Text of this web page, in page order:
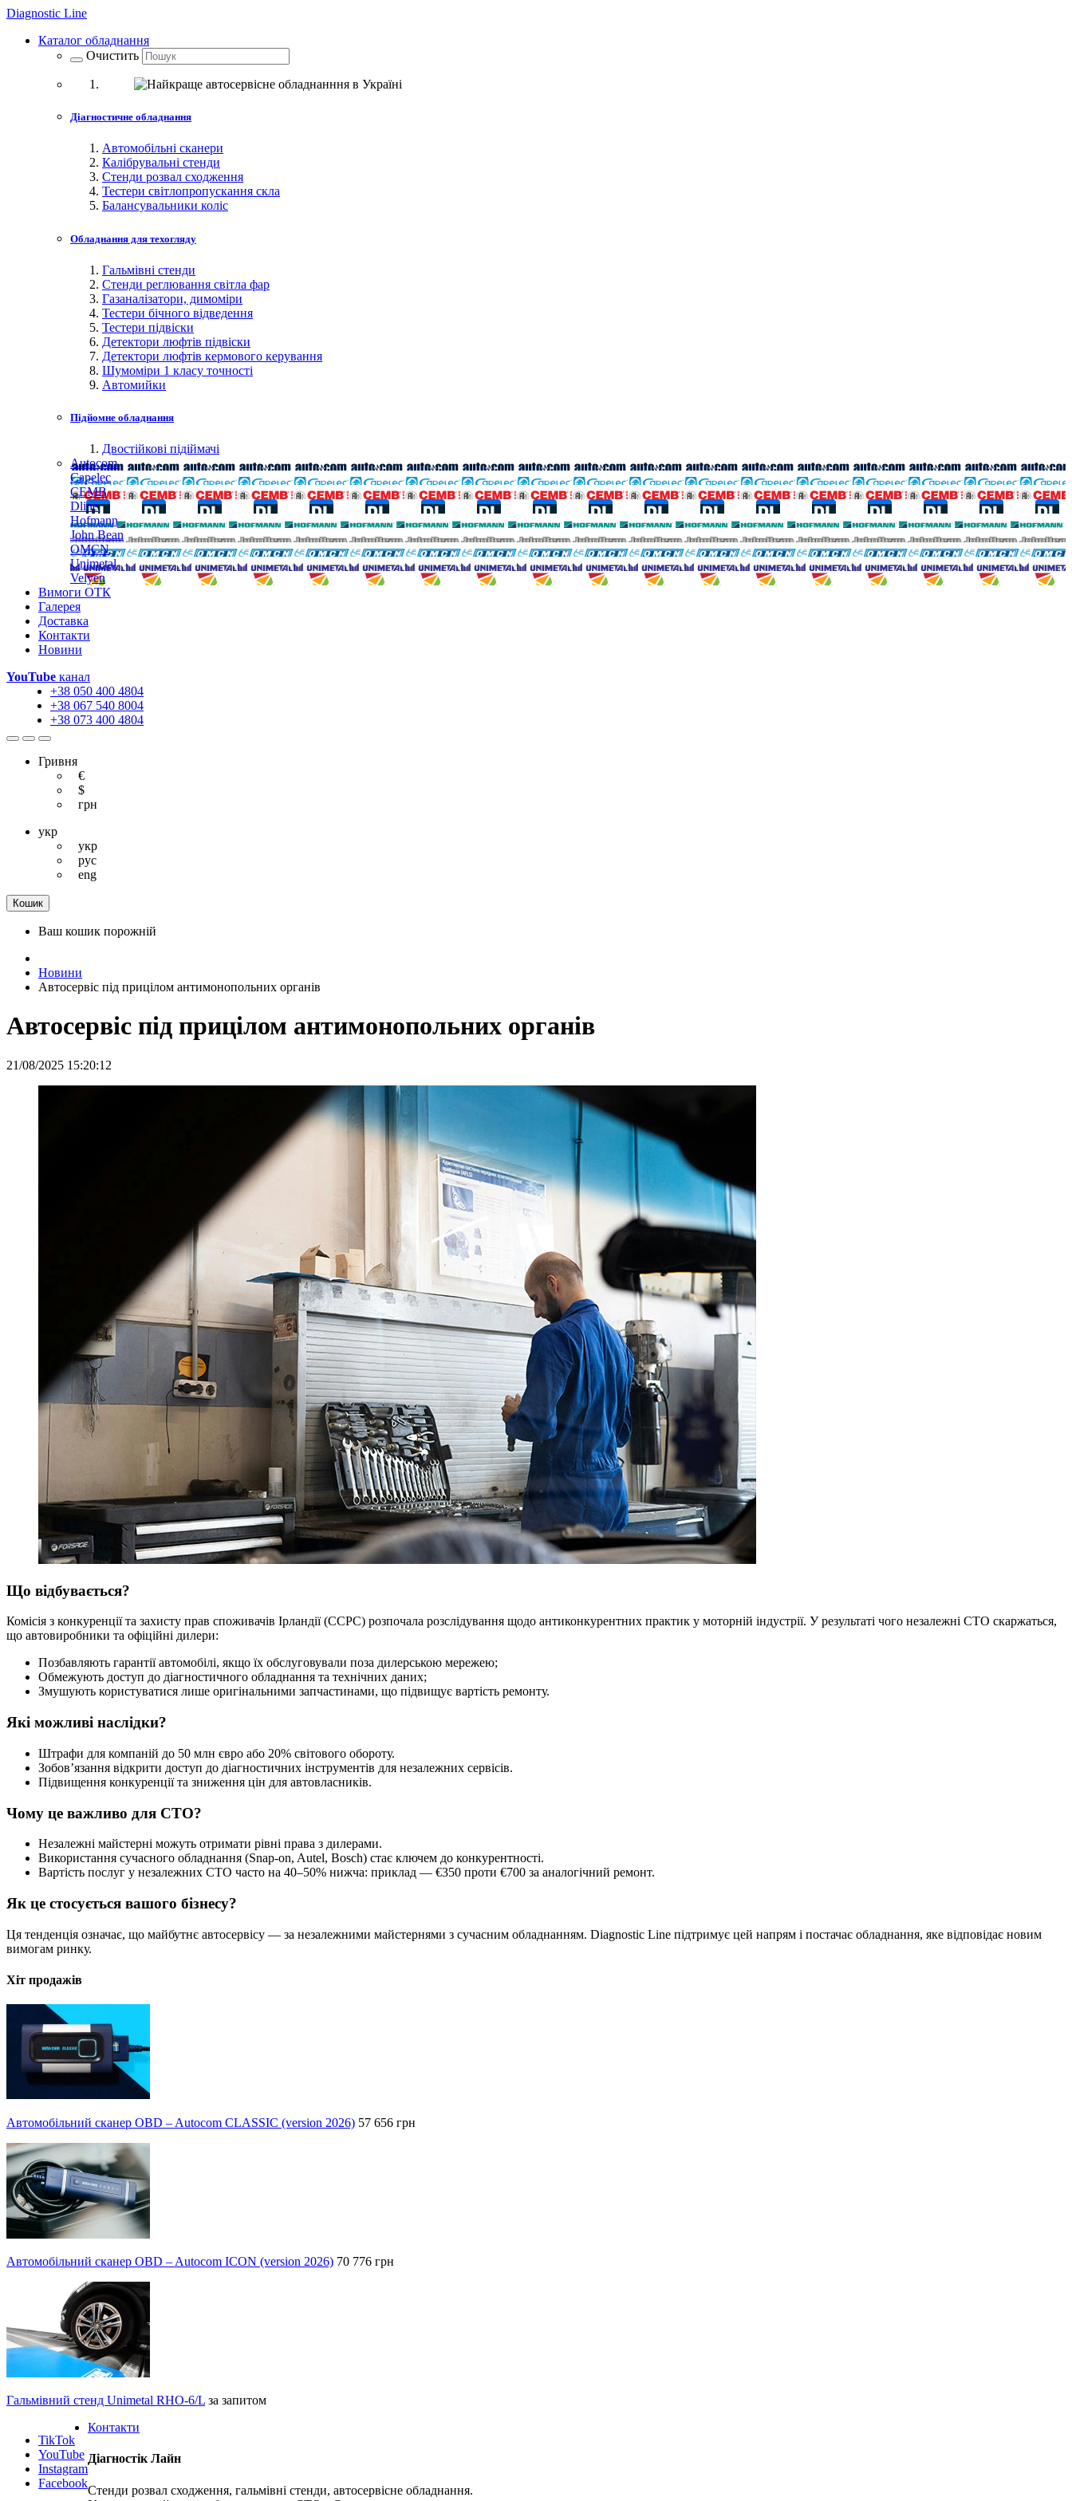
Diagnostic Line
Каталог обладнання
Очистить
Діагностичне обладнання
Автомобільні сканери
Калібрувальні стенди
Стенди розвал сходження
Тестери світлопропускання скла
Балансувальники коліс
Обладнання для техогляду
Гальмівні стенди
Стенди реглювання світла фар
Газаналізатори, димоміри
Тестери бічного відведення
Тестери підвіски
Детектори люфтів підвіски
Детектори люфтів кермового керування
Шумоміри 1 класу точності
Автомийки
Підйомне обладнання
Двостійкові підіймачі
Autocom
Capelec
CEMB
Dline
Hofmann
John Bean
OMCN
Unimetal
Velyen
Вимоги ОТК
Галерея
Доставка
Контакти
Новини
YouTube канал
+38 050 400 4804
+38 067 540 8004
+38 073 400 4804
Гривня
€
$
грн
укр
укр
рус
eng
Кошик
Ваш кошик порожній
Новини
Автосервіс під прицілом антимонопольних органів
Автосервіс під прицілом антимонопольних органів
21/08/2025 15:20:12
Що відбувається?
Комісія з конкуренції та захисту прав споживачів Ірландії (CCPC) розпочала розслідування щодо антиконкурентних практик у моторній індустрії. У результаті чого незалежні СТО скаржаться,
що автовиробники та офіційні дилери:
Позбавляють гарантії автомобілі, якщо їх обслуговували поза дилерською мережею;
Обмежують доступ до діагностичного обладнання та технічних даних;
Змушують користуватися лише оригінальними запчастинами, що підвищує вартість ремонту.
Які можливі наслідки?
Штрафи для компаній до 50 млн євро або 20% світового обороту.
Зобов’язання відкрити доступ до діагностичних інструментів для незалежних сервісів.
Підвищення конкуренції та зниження цін для автовласників.
Чому це важливо для СТО?
Незалежні майстерні можуть отримати рівні права з дилерами.
Використання сучасного обладнання (Snap-on, Autel, Bosch) стає ключем до конкурентності.
Вартість послуг у незалежних СТО часто на 40–50% нижча: приклад — €350 проти €700 за аналогічний ремонт.
Як це стосується вашого бізнесу?
Ця тенденція означає, що майбутнє автосервісу — за незалежними майстернями з сучасним обладнанням. Diagnostic Line підтримує цей напрям і постачає обладнання, яке відповідає новим
вимогам ринку.
Хіт продажів
Автомобільний сканер OBD – Autocom CLASSIC (version 2026) 57 656 грн
Автомобільний сканер OBD – Autocom ICON (version 2026) 70 776 грн
Гальмівний стенд Unimetal RHO-6/L за запитом
TikTok
YouTube
Instagram
Facebook
Контакти
Діагностік Лайн
Стенди розвал сходження, гальмівні стенди, автосервісне обладнання.